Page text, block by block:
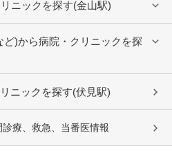
ニックを探す(金山駅)
)から病院・クリニックを探
ニックを探す(伏見駅)
療、救急、当番医情報